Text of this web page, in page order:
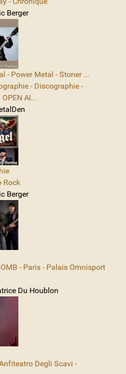
Berger
- Power Metal - Stoner ...
- Discographie -
OPEN AI...
Rock
Berger
- Paris - Palais Omnisport
Du Houblon
Degli Scavi -